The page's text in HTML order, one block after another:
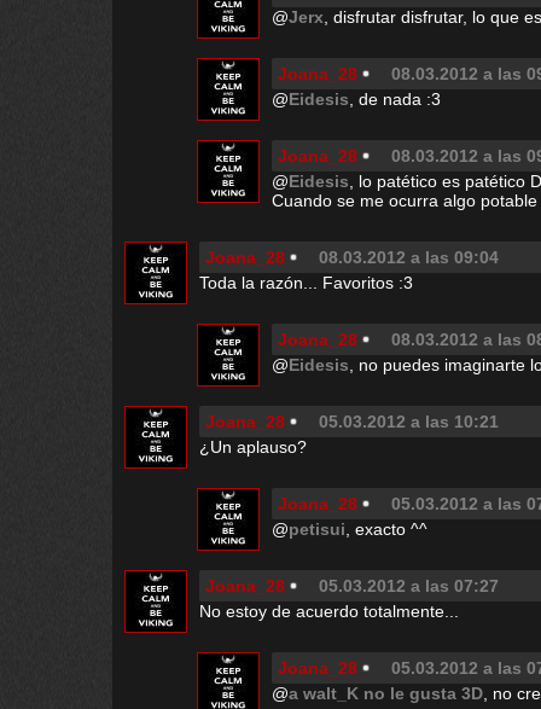
@Jerx , disfrutar disfrutar, lo que
Joana_28
08.03.2012 a las
@Eidesis , de nada :3
Joana_28
08.03.2012 a las
@Eidesis , lo patético es patético
Cuando se me ocurra algo
Joana_28
08.03.2012 a las 09:04
Toda la razón... Favoritos :3
Joana_28
08.03.2012 a las
@Eidesis , no puedes imaginarte
Joana_28
05.03.2012 a las 10:21
¿Un aplauso?
Joana_28
05.03.2012 a las
@petisui , exacto ^^
Joana_28
05.03.2012 a las 07:27
No estoy de acuerdo totalmente...
Joana_28
05.03.2012 a las
@a walt_K no le gusta 3D , no